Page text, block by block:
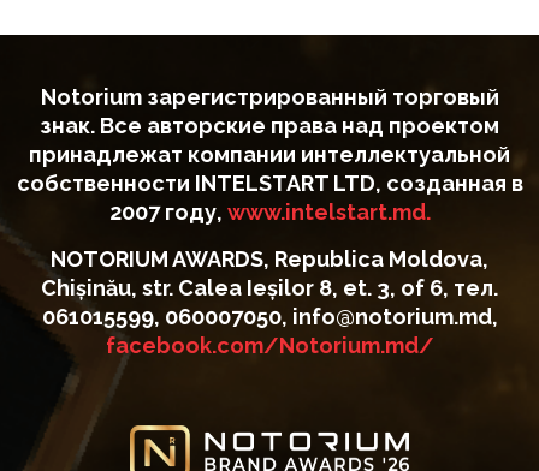
Notorium зарегистрированный торговый
знак. Все авторские права над проектом
принадлежат компании интеллектуальной
собственности INTELSTART LTD, созданная в
2007 году, www.intelstart.md.
NOTORIUM AWARDS, Republica Moldova,
Chișinău, str. Calea Ieșilor 8, et. 3, of 6, тел.
061015599, 060007050, info@notorium.md,
facebook.com/Notorium.md/